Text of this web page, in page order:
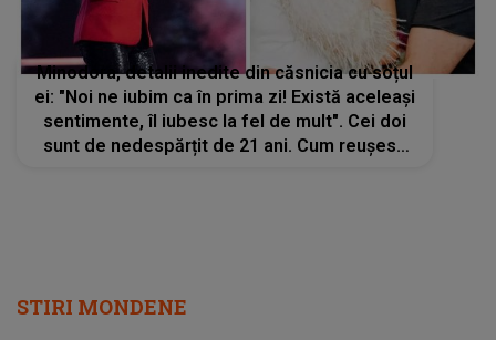
Minodora, detalii inedite din căsnicia cu soțul
ei: "Noi ne iubim ca în prima zi! Există aceleași
sentimente, îl iubesc la fel de mult". Cei doi
sunt de nedespărțit de 21 ani. Cum reușesc
STIRI MONDENE